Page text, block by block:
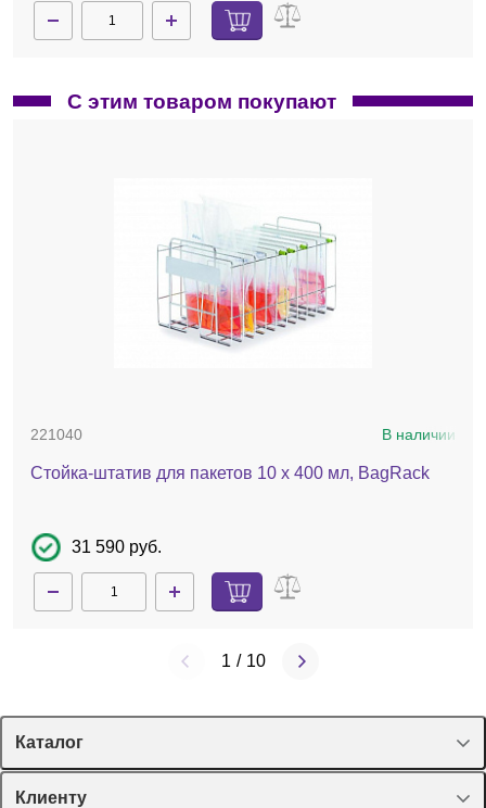
С этим товаром покупают
221040 В наличии
Стойка-штатив для пакетов 10 х 400 мл, BagRack
31 590 руб.
1 / 10
Каталог
Спецпредложения
Клиенту